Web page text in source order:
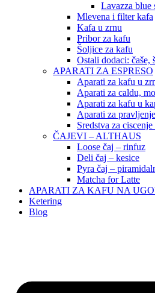
Lavazza blue
Mlevena i filter kafa
Kafa u zrnu
Pribor za kafu
Šoljice za kafu
Ostali dodaci: čaše,
APARATI ZA ESPRESO
Aparati za kafu u
Aparati za caldu,
Aparati za kafu u
Aparati za
Sredstva za ciscenje
ČAJEVI – ALTHAUS
Loose čaj – rinfuz
Deli čaj – kesice
Pyra čaj –
Matcha for Latte
APARATI ZA KAFU NA
Ketering
Blog